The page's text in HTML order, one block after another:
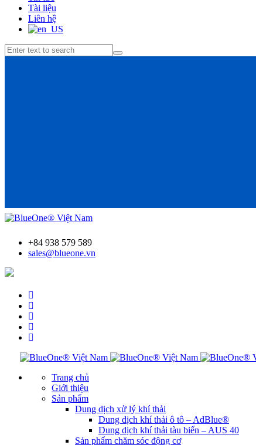
Tài liệu
Liên hệ
+84 938 579 589
sales@blueone.vn
Trang chủ
Giới thiệu
Sản phẩm
Dung dịch xử lý khí thải
Dung dịch khí thải ô tô – AdBlue®
Dung dịch khí thải tàu biển – AUS 40
Sản phẩm chăm sóc động cơ